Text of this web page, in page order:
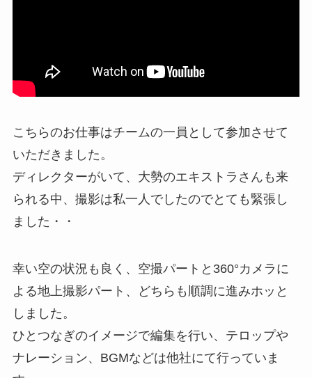
こちらのお仕事はチームの一員として参加させて
いただきました。
ディレクターがいて、大勢のエキストラさんも来
られる中、撮影は私一人でしたのでとても緊張し
ました・・
幸い空の状況も良く、空撮パートと360°カメラに
よる地上撮影パート、どちらも順調に進みホッと
しました。
ひとつなぎのイメージで編集を行い、テロップや
ナレーション、BGMなどは他社にて行っていま